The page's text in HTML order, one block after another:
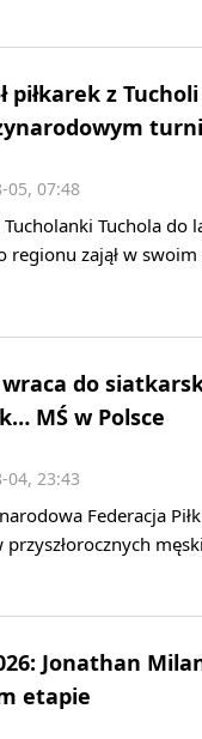
piłkarek z
05, 07:48
Tucholanki Tuchola do
regionu zajął w
wraca do
MŚ w Polsce
04, 23:43
Federacja
przyszłorocznych
Jonathan
etapie